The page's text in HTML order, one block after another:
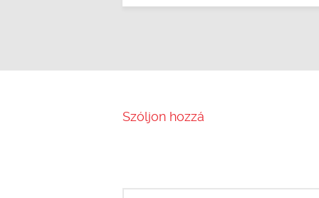
Szóljon hozzá